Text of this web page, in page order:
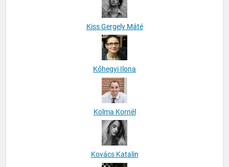
Kiss Gergely Máté
Kőhegyi Ilona
Kolma Kornél
Kovács Katalin